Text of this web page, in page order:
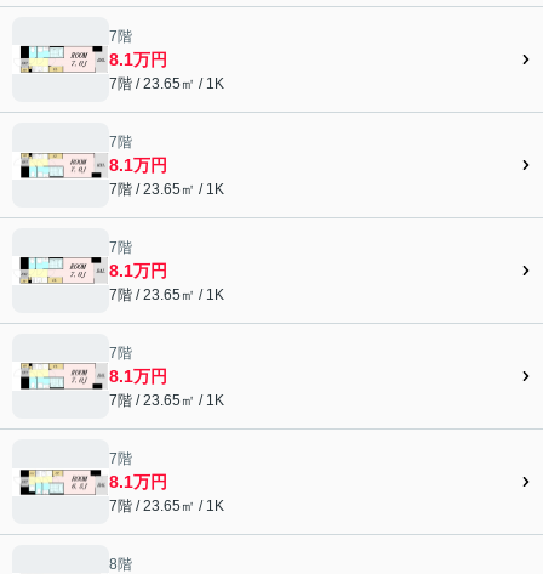
7階
8.1万円
7階 / 23.65㎡ / 1K
7階
8.1万円
7階 / 23.65㎡ / 1K
7階
8.1万円
7階 / 23.65㎡ / 1K
7階
8.1万円
7階 / 23.65㎡ / 1K
7階
8.1万円
7階 / 23.65㎡ / 1K
8階